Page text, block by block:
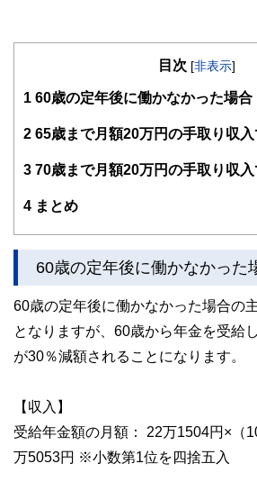
目次 [非表示]
1 60歳の定年後に働かなかった場合
2 65歳まで月額20万円の手取り収
3 70歳まで月額20万円の手取り収
4 まとめ
60歳の定年後に働かなかった
60歳の定年後に働かなかった場合の
となりますが、60歳から年金を受給
が30％減額されることになります。
【収入】
受給年金額の月額： 22万1504円×（
万5053円 ※小数第1位を四捨五入